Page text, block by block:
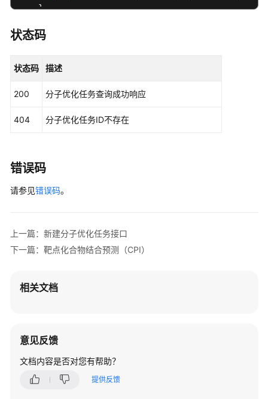
},
"similarity"
"props" : [ "C6H6", "base"
"smiles" : "C1CCCCC1"
} ],
"type"
: "range",
"range" : [ 100 600
"name"
"type"
"name"
"range"
: [ 0.07317073170731707
}
状态码
状态码 描述
200 分子优化任务查询成功响应
404 分子优化任务ID不存在
错误码
请参见错误码。
上一篇：新建分子优化任务接口
下一篇：靶点化合物结合预测（CPI）
相关文档
意见反馈
文档内容是否对您有帮助？
提供反馈